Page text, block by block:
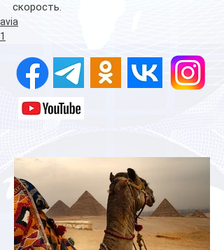
скорость.
avia
1